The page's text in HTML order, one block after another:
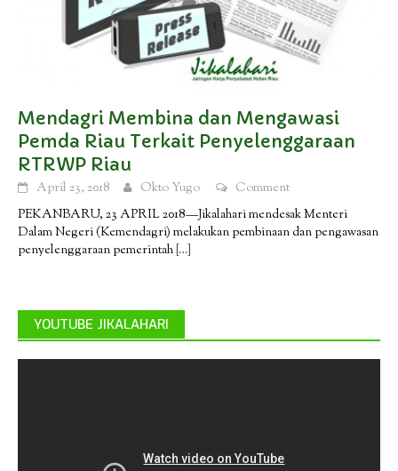
Mendagri Membina dan Mengawasi
Pemda Riau Terkait Penyelenggaraan
RTRWP Riau
April 23, 2018 Okto Yugo
Comment
PEKANBARU, 23 APRIL 2018—Jikalahari mendesak Menteri
Dalam Negeri (Kemendagri) melakukan pembinaan dan pengawasan
penyelenggaraan pemerintah […]
YOUTUBE JIKALAHARI